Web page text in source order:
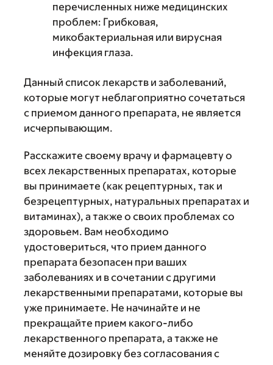
перечисленных ниже медицинских
проблем: Грибковая,
микобактериальная или вирусная
инфекция глаза.
Данный список лекарств и заболеваний,
которые могут неблагоприятно сочетаться
с приемом данного препарата, не является
исчерпывающим.
Расскажите своему врачу и фармацевту о
всех лекарственных препаратах, которые
вы принимаете (как рецептурных, так и
безрецептурных, натуральных препаратах и
витаминах), а также о своих проблемах со
здоровьем. Вам необходимо
удостовериться, что прием данного
препарата безопасен при ваших
заболеваниях и в сочетании с другими
лекарственными препаратами, которые вы
уже принимаете. Не начинайте и не
прекращайте прием какого-либо
лекарственного препарата, а также не
меняйте дозировку без согласования с